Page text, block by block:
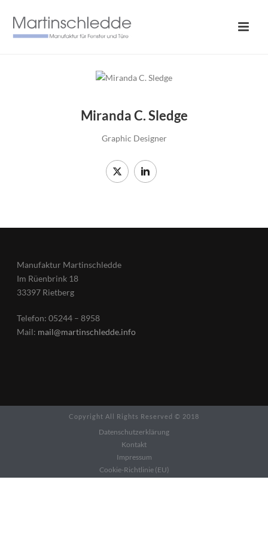
Miranda C. Sledge
Graphic Designer
Manufaktur Martinschledde
Im Rüenbrink 18
33397 Rietberg
Telefon: 05244 – 8958
Mail: mail@martinschledde.info
Copyright All Rights Reserved © 2018
Datenschutzerklärung
Kontakt
Impressum
Cookie-Richtlinie (EU)